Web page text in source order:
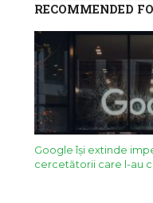
RECOMMENDED
Google îşi extinde
cercetătorii care l-au